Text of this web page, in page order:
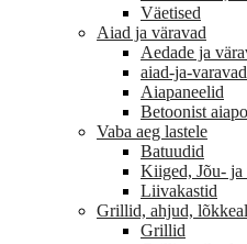
Väetised
Aiad ja väravad
Aedade ja
aiad-ja-
Aiapaneelid
Betoonist
Vaba aeg lastele
Batuudid
Kiiged, Jõu- ja
Liivakastid
Grillid, ahjud,
Grillid